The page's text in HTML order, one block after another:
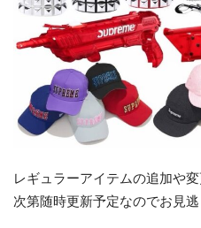
レギュラーアイテムの追加や
次第随時更新予定なのでお見逃